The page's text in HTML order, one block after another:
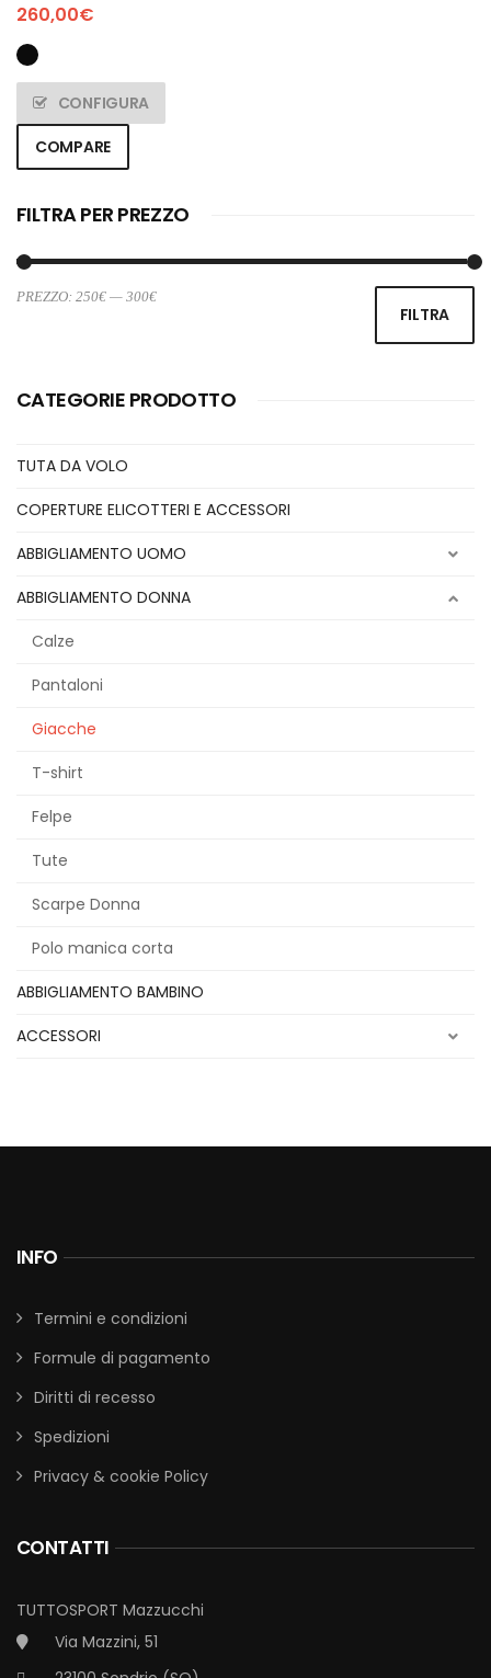
260,00€
CONFIGURA
COMPARE
FILTRA PER PREZZO
FILTRA
PREZZO: 250€ — 300€
CATEGORIE PRODOTTO
TUTA DA VOLO
COPERTURE ELICOTTERI E ACCESSORI
ABBIGLIAMENTO UOMO
ABBIGLIAMENTO DONNA
Calze
Pantaloni
Giacche
T-shirt
Felpe
Tute
Scarpe Donna
Polo manica corta
ABBIGLIAMENTO BAMBINO
ACCESSORI
INFO
Termini e condizioni
Formule di pagamento
Diritti di recesso
Spedizioni
Privacy & cookie Policy
CONTATTI
TUTTOSPORT Mazzucchi
Via Mazzini, 51